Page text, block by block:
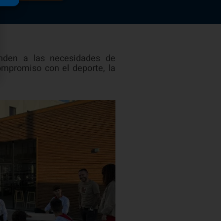
a las necesidades de
con el deporte, la